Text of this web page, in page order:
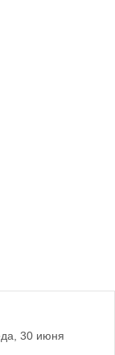
30 июня